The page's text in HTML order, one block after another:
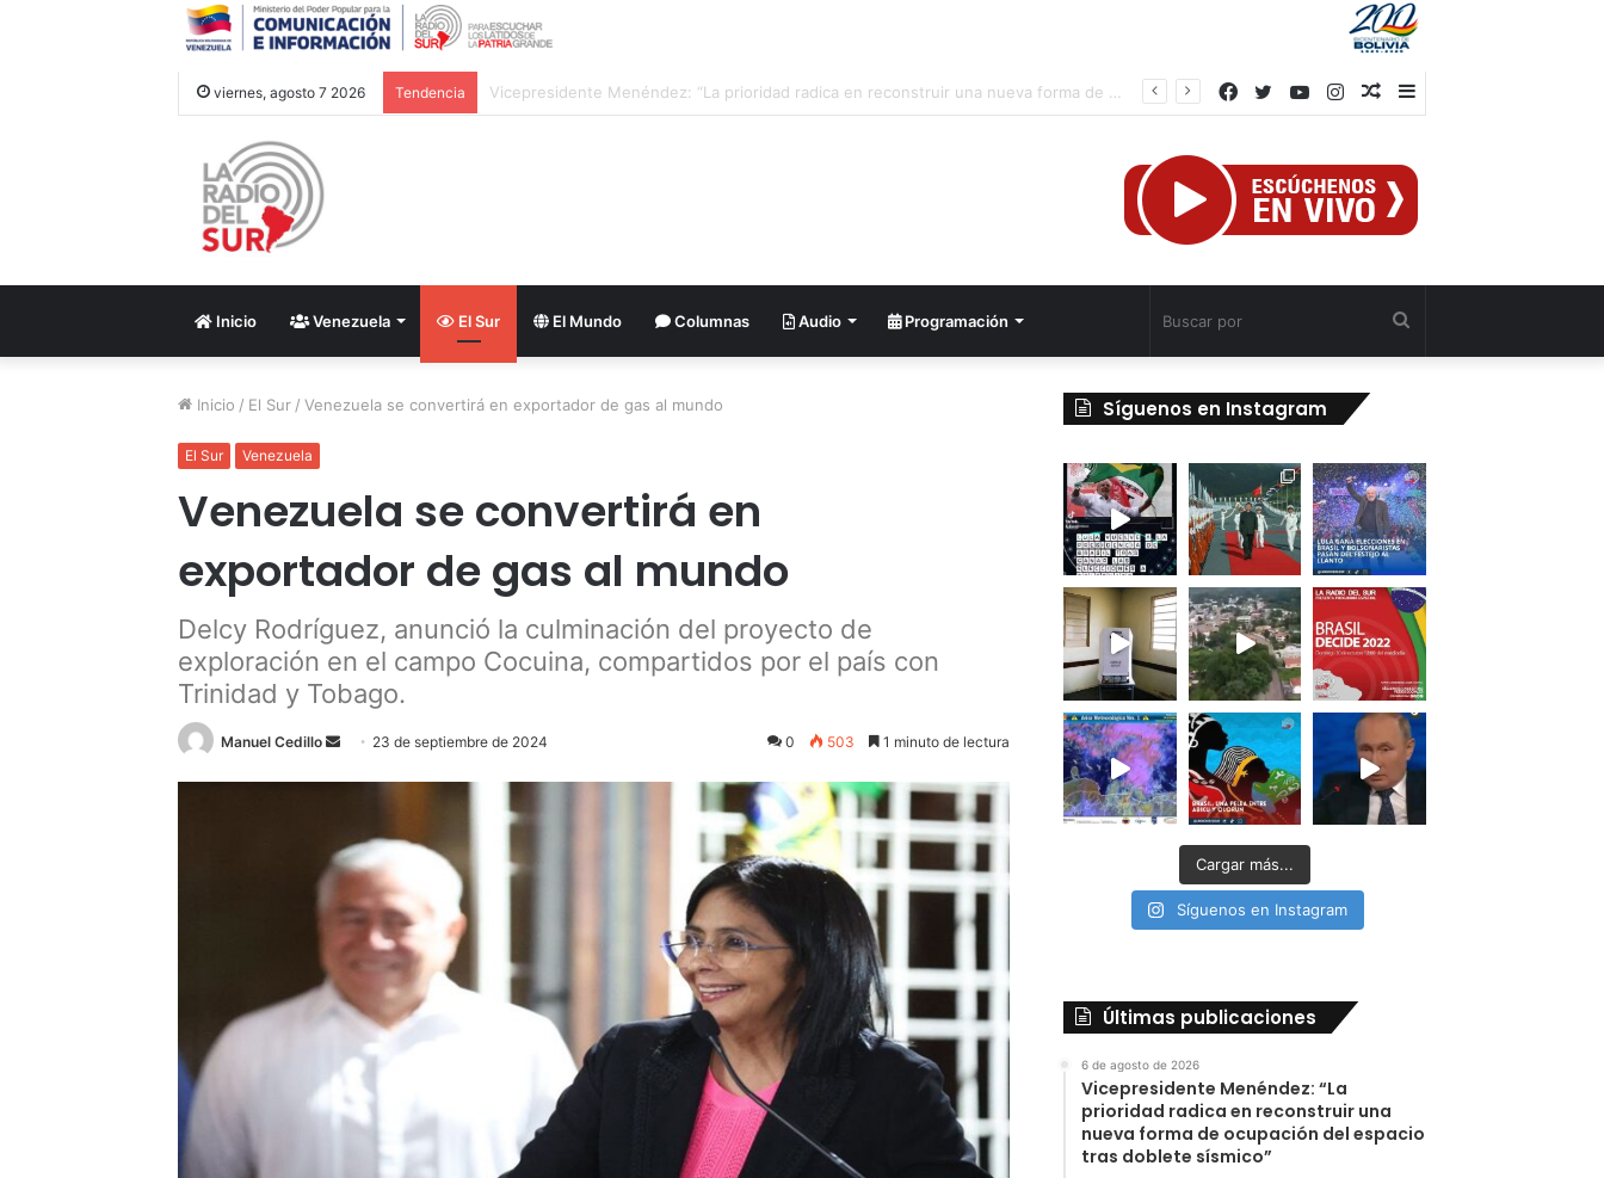
viernes, agosto 7 2026 Tendencia CAC 2026: Venezolano Ricardo Montes de Oca conquista Oro en salto con pértiga
Barra
Publicación
azar
Instagram
YouTube
Twitter
Facebook
Inicio Venezuela El Sur El Mundo Columnas Audio Programación
Inicio / El Sur / Venezuela se convertirá en exportador de gas al mundo
El Sur Venezuela
Venezuela se convertirá en
exportador de gas al mundo
Delcy Rodríguez, anunció la culminación del proyecto de
exploración en el campo Cocuina, compartidos por el país con
Trinidad y Tobago.
Manuel Cedillo
Send23 de septiembre de 2024 0 503 1 minuto de lectura
Síguenos en Instagram
Cargar más...
Síguenos en Instagram
Últimas publicaciones
6 de agosto de 2026
Vicepresidente Menéndez: “La
prioridad radica en reconstruir una
nueva forma de ocupación del espacio
tras doblete sísmico”